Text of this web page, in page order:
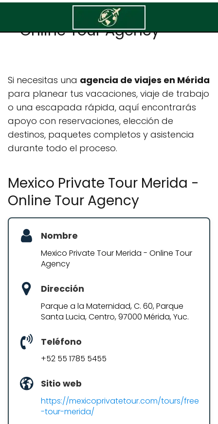
Mexico Private Tour Merida
- Online Tour Agency
Si necesitas una agencia de viajes en Mérida
para planear tus vacaciones, viaje de trabajo
o una escapada rápida, aquí encontrarás
apoyo con reservaciones, elección de
destinos, paquetes completos y asistencia
durante todo el proceso.
Mexico Private Tour Merida -
Online Tour Agency
Nombre
Mexico Private Tour Merida - Online Tour
Agency
Dirección
Parque a la Maternidad, C. 60, Parque
Santa Lucia, Centro, 97000 Mérida, Yuc.
Teléfono
+52 55 1785 5455
Sitio web
https://mexicoprivatetour.com/tours/free
-tour-merida/